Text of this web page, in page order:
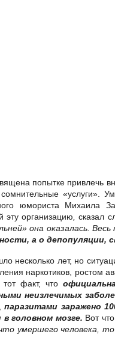
попытке привлечь
«услуги».
юмориста Михаила
эту организацию
сказал
она оказалась.
а о депопуляции,
несколько лет, но
наркотиков, ростом
тот факт, что
неизлечимых
паразитами заражено
головном мозге. Вот
умершего человека,